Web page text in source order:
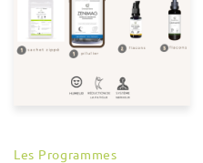
Les Programmes